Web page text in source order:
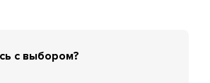
с выбором?